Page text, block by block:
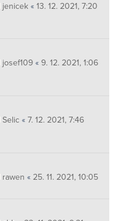
jenicek « 13. 12. 2021, 7:20
josef109 « 9. 12. 2021, 1:06
Selic « 7. 12. 2021, 7:46
rawen « 25. 11. 2021, 10:05